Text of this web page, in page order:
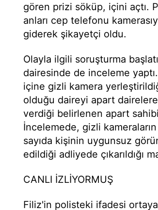
gören prizi söküp, içini açtı.
anları cep telefonu
giderek şikayetçi oldu.
Olayla ilgili soruşturma
dairesinde de inceleme
içine gizli kamera
olduğu daireyi apart
verdiği belirlenen apart
İncelemede, gizli
sayıda kişinin uygunsuz
edildiği adliyede çıkarıldığı
CANLI İZLİYORMUŞ
Filiz'in polisteki ifadesi